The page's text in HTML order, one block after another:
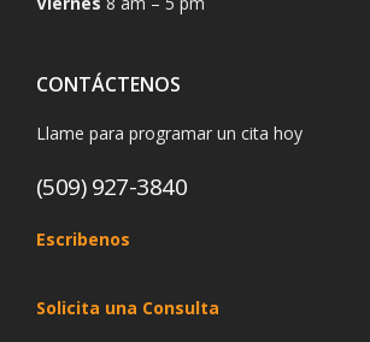
CONTÁCTENOS
Llame para programar un cita hoy
(509) 927-3840
Escribenos
Solicita una Consulta